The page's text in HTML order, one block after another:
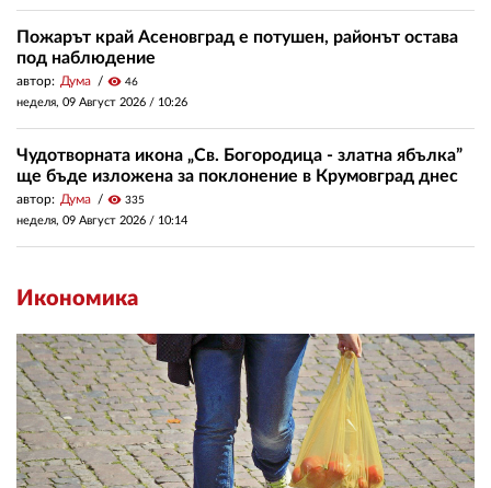
Пожарът край Асеновград е потушен, районът остава
под наблюдение
автор: Дума visibility 46
неделя, 09 Август 2026 / 10:26
Чудотворната икона „Св. Богородица - златна ябълка”
ще бъде изложена за поклонение в Крумовград днес
автор: Дума visibility 335
неделя, 09 Август 2026 / 10:14
Икономика